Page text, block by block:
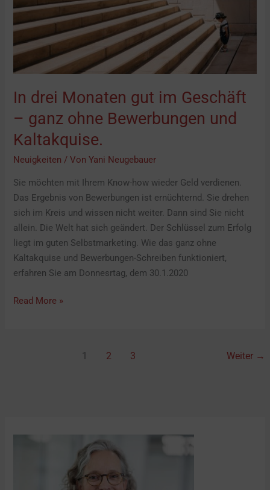
In drei Monaten gut im Geschäft
– ganz ohne Bewerbungen und
Kaltakquise.
Neuigkeiten / VonYani Neugebauer
Sie möchten mit Ihrem Know-how wieder Geld verdienen.
Das Ergebnis von Bewerbungen ist ernüchternd. Sie drehen
sich im Kreis und wissen nicht weiter. Dann sind Sie nicht
allein. Die Welt hat sich geändert. Der Schlüssel zum Erfolg
liegt im guten Selbstmarketing. Wie das ganz ohne
Kaltakquise und Bewerbungen-Schreiben funktioniert,
erfahren Sie am Donnesrtag, dem 30.1.2020
–
ganz
ohne
Bewerbungen
und
Read More »
1 2 3 Weiter →